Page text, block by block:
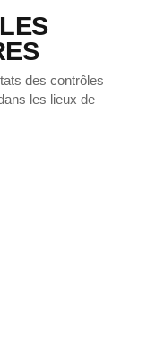
des contrôles
les lieux de